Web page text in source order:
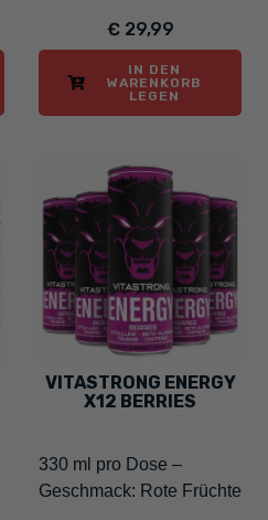
€ 29,99
IN DEN
WARENKORB
LEGEN
VITASTRONG ENERGY
X12 BERRIES
330 ml pro Dose –
Geschmack: Rote Früchte